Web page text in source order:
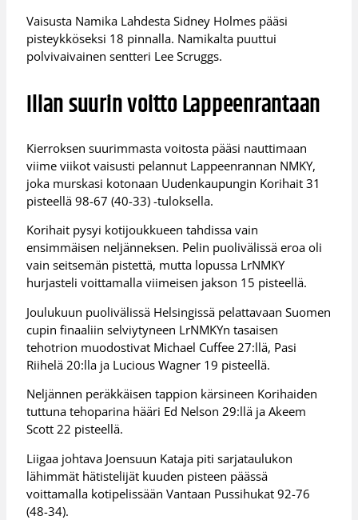
Vaisusta Namika Lahdesta Sidney Holmes pääsi
pisteykköseksi 18 pinnalla. Namikalta puuttui
polvivaivainen sentteri Lee Scruggs.
Illan suurin voitto Lappeenrantaan
Kierroksen suurimmasta voitosta pääsi nauttimaan
viime viikot vaisusti pelannut Lappeenrannan NMKY,
joka murskasi kotonaan Uudenkaupungin Korihait 31
pisteellä 98-67 (40-33) -tuloksella.
Korihait pysyi kotijoukkueen tahdissa vain
ensimmäisen neljänneksen. Pelin puolivälissä eroa oli
vain seitsemän pistettä, mutta lopussa LrNMKY
hurjasteli voittamalla viimeisen jakson 15 pisteellä.
Joulukuun puolivälissä Helsingissä pelattavaan Suomen
cupin finaaliin selviytyneen LrNMKYn tasaisen
tehotrion muodostivat Michael Cuffee 27:llä, Pasi
Riihelä 20:lla ja Lucious Wagner 19 pisteellä.
Neljännen peräkkäisen tappion kärsineen Korihaiden
tuttuna tehoparina hääri Ed Nelson 29:llä ja Akeem
Scott 22 pisteellä.
Liigaa johtava Joensuun Kataja piti sarjataulukon
lähimmät hätistelijät kuuden pisteen päässä
voittamalla kotipelissään Vantaan Pussihukat 92-76
(48-34).